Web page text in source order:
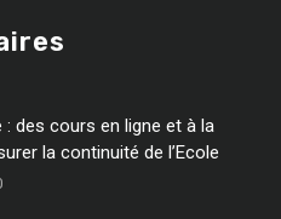
: des cours en ligne et à la
la continuité de l’Ecole